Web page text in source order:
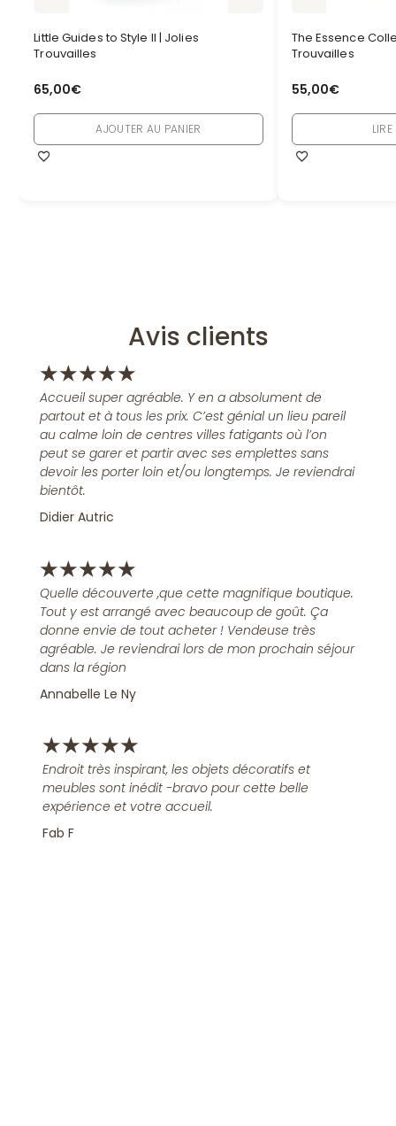
Little Guides to Style II | Jolies
Trouvailles
65,00€
AJOUTER AU PANIER
The Essence
Trouvailles
55,00€
Avis clients
★★★★★
Accueil super agréable. Y en a absolument de
partout et à tous les prix. C’est génial un lieu pareil
au calme loin de centres villes fatigants où l’on
peut se garer et partir avec ses emplettes sans
devoir les porter loin et/ou longtemps. Je reviendrai
bientôt.
Didier Autric
★★★★★
Quelle découverte ,que cette magnifique boutique.
Tout y est arrangé avec beaucoup de goût. Ça
donne envie de tout acheter ! Vendeuse très
agréable. Je reviendrai lors de mon prochain séjour
dans la région
Annabelle Le Ny
★★★★★
Endroit très inspirant, les objets décoratifs et
meubles sont inédit -bravo pour cette belle
expérience et votre accueil.
Fab F